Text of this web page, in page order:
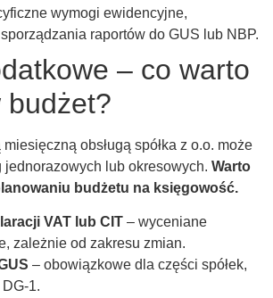
wymogi ewidencyjne,
raportów do GUS lub NBP.
– co warto
budżet?
obsługą spółka z o.o. może
jednorazowych lub okresowych. Warto
budżetu na księgowość.
VAT lub CIT – wyceniane
zależnie od zakresu zmian.
– obowiązkowe dla części spółek,
1.